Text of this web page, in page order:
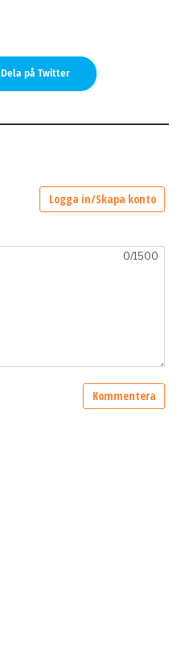
Dela på Twitter